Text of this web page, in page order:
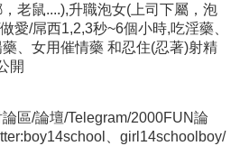
老鼠....),升職泡女(上司下屬，泡
愛/屌西1,2,3秒~6個小時,吃淫藥、
、女用催情藥 和忍住(忍著)射精
開
區/論壇/Telegram/2000FUN論
、girl14schoolboy/